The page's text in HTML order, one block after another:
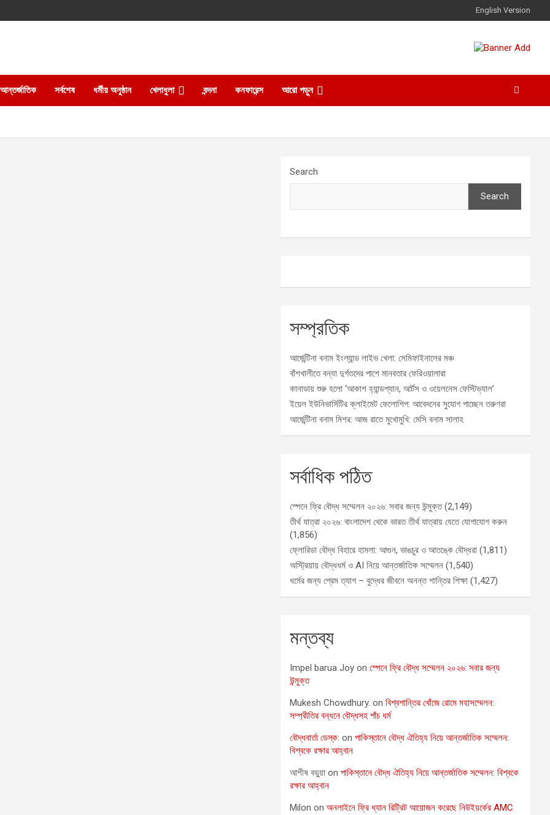
English Version
আন্তর্জাতিক সর্বশেষ ধর্মীয় অনুষ্ঠান খেলাধুলা বন্দনা কনফারেন্স আরো পড়ুন
Search
Search
সম্প্রতিক
আর্জেন্টিনা বনাম ইংল্যান্ড লাইভ খেলা: সেমিফাইনালের মঞ্চ
বাঁশখালীতে বন্যা দুর্গতদের পাশে মানবতার ফেরিওয়ালারা
কানাডায় শুরু হলো ‘আকাশ হ্যান্ডপ্যান, আর্টস ও ওয়েলনেস ফেস্টিভ্যাল’
ইয়েল ইউনিভার্সিটির ক্লাইমেট ফেলোশিপ: আবেদনের সুযোগ পাচ্ছেন তরুণরা
আর্জেন্টিনা বনাম মিশর: আজ রাতে মুখোমুখি: মেসি বনাম সালাহ
সর্বাধিক পঠিত
স্পেনে ফ্রি বৌদ্ধ সম্মেলন ২০২৬: সবার জন্য উন্মুক্ত (2,149)
তীর্থ যাত্রা ২০২৬: বাংলাদেশ থেকে ভারত তীর্থ যাত্রায় যেতে যোগাযোগ করুন
(1,856)
ফ্লোরিডা বৌদ্ধ বিহারে হামলা: আগুন, ভাঙচুর ও আতঙ্কে বৌদ্ধরা (1,811)
অস্ট্রিয়ায় বৌদ্ধধর্ম ও AI নিয়ে আন্তর্জাতিক সম্মেলন (1,540)
ধর্মের জন্য প্রেম ত্যাগ – বুদ্ধের জীবনে অনন্ত শান্তির শিক্ষা (1,427)
মন্তব্য
Impel barua Joy onস্পেনে ফ্রি বৌদ্ধ সম্মেলন ২০২৬: সবার জন্য
উন্মুক্ত
Mukesh Chowdhury. onবিশ্বশান্তির খোঁজে রোমে মহাসম্মেলন:
সম্প্রীতির বন্ধনে বৌদ্ধসহ পাঁচ ধর্ম
বৌদ্ধবার্তা ডেস্ক: onপাকিস্তানে বৌদ্ধ ঐতিহ্য নিয়ে আন্তর্জাতিক সম্মেলন:
বিশ্বকে রক্ষার আহ্বান
আশীষ বড়ুয়া onপাকিস্তানে বৌদ্ধ ঐতিহ্য নিয়ে আন্তর্জাতিক সম্মেলন: বিশ্বকে
রক্ষার আহ্বান
Milon onঅনলাইনে ফ্রি ধ্যান রিট্রিট আয়োজন করেছে নিউইয়র্কের AMC